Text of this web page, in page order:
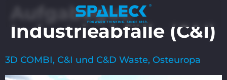
Aufgabegut:
Industrieabfälle (C&I)
3D COMBI, C&I und C&D Waste, Osteuropa